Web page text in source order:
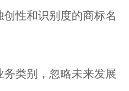
性和识别度的商标名
类别，忽略未来发展